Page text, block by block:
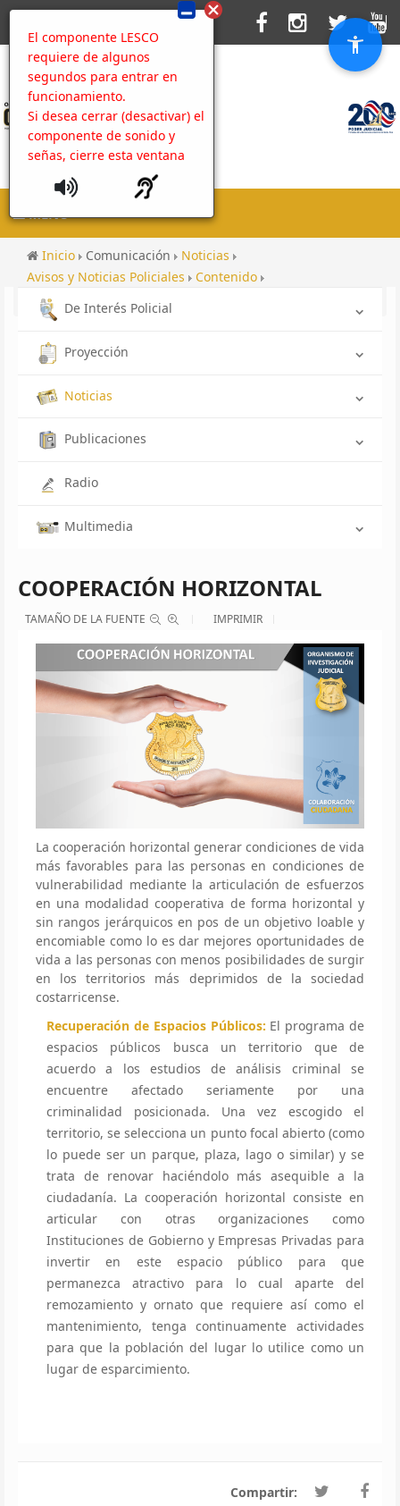
El componente LESCO
requiere de algunos
segundos para entrar en
funcionamiento.
Si desea cerrar (desactivar) el
componente de sonido y
señas, cierre esta ventana
MENU
Inicio Comunicación
Noticias
Avisos y Noticias Policiales
Contenido
Cooperación horizontal
De Interés Policial
Proyección
Noticias
Publicaciones
Radio
Multimedia
COOPERACIÓN HORIZONTAL
TAMAÑO DE LA FUENTE IMPRIMIR
La cooperación horizontal generar condiciones de vida
más favorables para las personas en condiciones de
vulnerabilidad mediante la articulación de esfuerzos
en una modalidad cooperativa de forma horizontal y
sin rangos jerárquicos en pos de un objetivo loable y
encomiable como lo es dar mejores oportunidades de
vida a las personas con menos posibilidades de surgir
en los territorios más deprimidos de la sociedad
costarricense.
Recuperación de Espacios Públicos: El programa de
espacios públicos busca un territorio que de
acuerdo a los estudios de análisis criminal se
encuentre afectado seriamente por una
criminalidad posicionada. Una vez escogido el
territorio, se selecciona un punto focal abierto (como
lo puede ser un parque, plaza, lago o similar) y se
trata de renovar haciéndolo más asequible a la
ciudadanía. La cooperación horizontal consiste en
articular con otras organizaciones como
Instituciones de Gobierno y Empresas Privadas para
invertir en este espacio público para que
permanezca atractivo para lo cual aparte del
remozamiento y ornato que requiere así como el
mantenimiento, tenga continuamente actividades
para que la población del lugar lo utilice como un
lugar de esparcimiento.
Compartir: